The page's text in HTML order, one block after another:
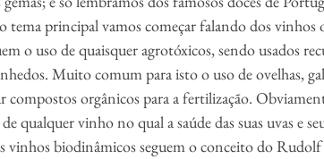
tema principal vamos começar falando dos vinhos
o uso de quaisquer agrotóxicos, sendo usados
Muito comum para isto o uso de ovelhas,
compostos orgânicos para a fertilização.
qualquer vinho no qual a saúde das suas uvas e
vinhos biodinâmicos seguem o conceito do